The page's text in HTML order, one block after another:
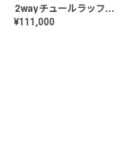
2wayチュールラッフルドレス〈PD-WDOR-341〉
¥111,000